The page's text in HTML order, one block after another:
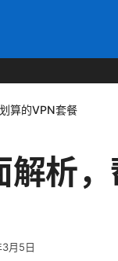
算的VPN套餐
析，
月5日